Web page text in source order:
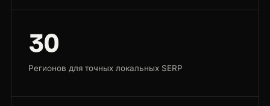
30
Регионов для точных локальных SERP